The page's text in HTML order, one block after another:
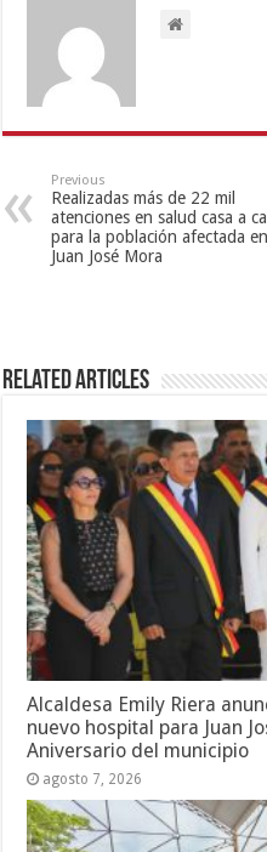
Previous
Realizadas más de 22 mil
atenciones en salud casa a
para la población afectada en
Juan José Mora
Related Articles
Alcaldesa Emily Riera
nuevo hospital para Juan
Aniversario del municipio
agosto 7, 2026